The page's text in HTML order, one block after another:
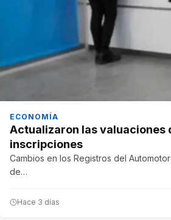
ECONOMÍA
Actualizaron las valuaciones
inscripciones
Cambios en los Registros del
de…
Hace 3 días